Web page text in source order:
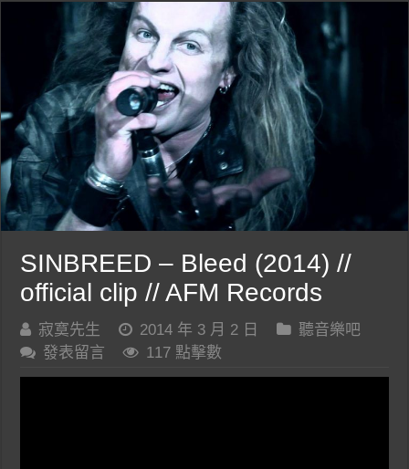
SINBREED – Bleed (2014) //
official clip // AFM Records
寂寞先生 2014 年 3 月 2 日
聽音樂吧
發表留言
117 點擊數